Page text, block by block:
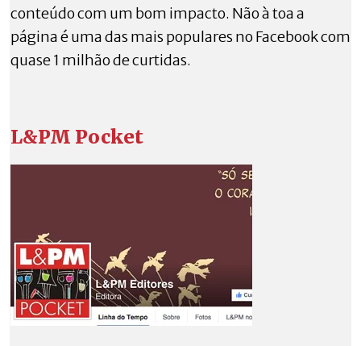
conteúdo com um bom impacto. Não à toa a
página é uma das mais populares no Facebook com
quase 1 milhão de curtidas.
L&PM Pocket